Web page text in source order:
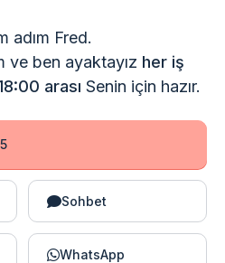
adım Fred.
ve ben ayaktayız her iş
arası Senin için hazır.
Sohbet
WhatsApp